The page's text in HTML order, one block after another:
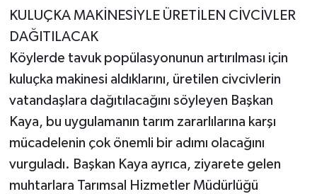
KULUÇKA MAKİNESİYLE ÜRETİLEN CİVCİVLER
DAĞITILACAK
Köylerde tavuk popülasyonunun artırılması için
kuluçka makinesi aldıklarını, üretilen civcivlerin
vatandaşlara dağıtılacağını söyleyen Başkan
Kaya, bu uygulamanın tarım zararlılarına karşı
mücadelenin çok önemli bir adımı olacağını
vurguladı. Başkan Kaya ayrıca, ziyarete gelen
muhtarlara Tarımsal Hizmetler Müdürlüğü